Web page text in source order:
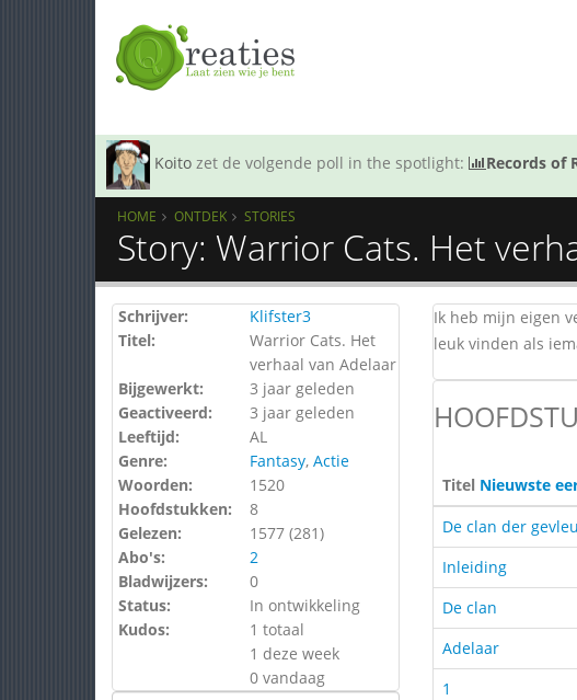
Koito zet de volgende poll in the spotlight: Records of
HOME ONTDEK STORIES
Story: Warrior Cats. Het
Schrijver:
Klifster3
Titel:
Warrior Cats. Het
verhaal van Adelaar
Bijgewerkt:
3 jaar geleden
Geactiveerd:
3 jaar geleden
Leeftijd:
AL
Genre:
Fantasy, Actie
Woorden:
1520
Hoofdstukken:
8
Gelezen:
1577 (281)
Abo's:
2
Bladwijzers:
0
Status:
In ontwikkeling
Kudos:
1 totaal
1 deze week
0 vandaag
Ik heb mijn eigen
leuk vinden als
Titel Nieuwste
De clan der
Inleiding
De clan
Adelaar
1